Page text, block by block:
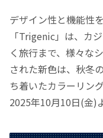
デザイン性と機能性
「Trigenic」は、カ
く旅行まで、様々な
された新色は、秋冬
ち着いたカラーリン
2025年10月10日(金)